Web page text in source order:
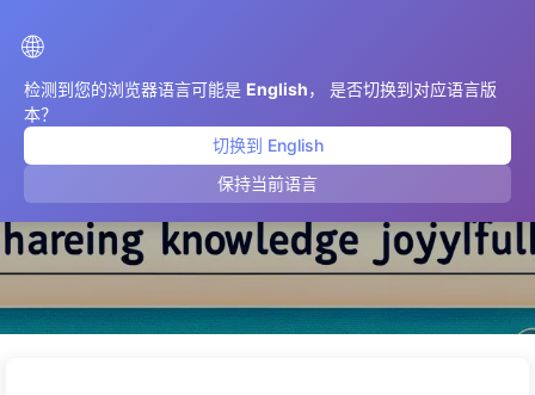
🌐
检测到您的浏览器语言可能是 English， 是否切换到对应语言版
本？
切换到 English
保持当前语言
Yorumlayıcı